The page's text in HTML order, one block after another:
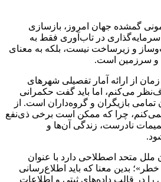
گمشده جهان امروز، بازسازی
در تاب‌آوری فقط به
و زیرساخت نیست، بلکه به معنای
و سرزمین است.
از ارائه آمار تفصیلی شهرهای
می‌کنم، اما باید گفت حکمرانی
تمامی بازیگران و گروه‌داران است. از
نمی‌کنم، چرا که ممکن است برخی ذی‌نفع
نادرست، زندگی آن‌ها و
ملل متحد اصطلاحی دارد با عنوان
بدین معنا که باید اطلاع‌رسانی
را در قالب داده‌های ثبتی و اطلاعات